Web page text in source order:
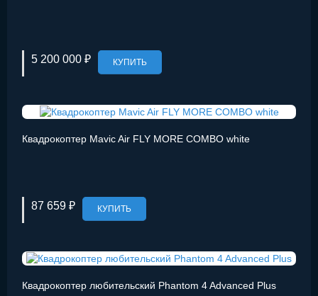
5 200 000 ₽ КУПИТЬ
Квадрокоптер Mavic Air FLY MORE COMBO white
87 659 ₽ КУПИТЬ
Квадрокоптер любительский Phantom 4 Advanced Plus